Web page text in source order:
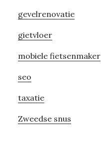
gevelrenovatie
gietvloer
mobiele fietsenmaker
seo
taxatie
Zweedse snus